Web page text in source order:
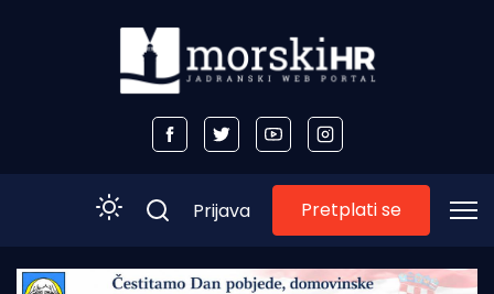
Početna
Prijava Pretplati se